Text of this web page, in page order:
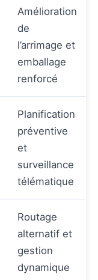
Amélioration
de
l’arrimage et
emballage
renforcé
Planification
préventive
et
surveillance
télématique
Routage
alternatif et
gestion
dynamique